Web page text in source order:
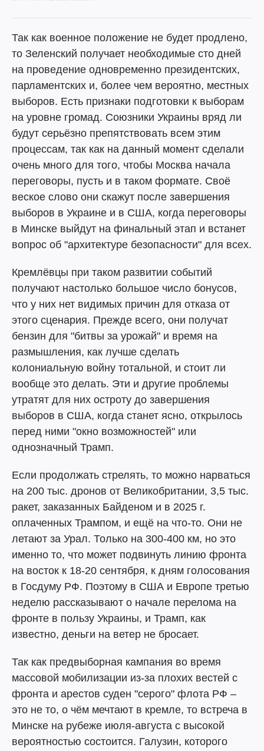
Так как военное положение не будет продлено,
то Зеленский получает необходимые сто дней
на проведение одновременно президентских,
парламентских и, более чем вероятно, местных
выборов. Есть признаки подготовки к выборам
на уровне громад. Союзники Украины вряд ли
будут серьёзно препятствовать всем этим
процессам, так как на данный момент сделали
очень много для того, чтобы Москва начала
переговоры, пусть и в таком формате. Своё
веское слово они скажут после завершения
выборов в Украине и в США, когда переговоры
в Минске выйдут на финальный этап и встанет
вопрос об "архитектуре безопасности" для всех.
Кремлёвцы при таком развитии событий
получают настолько большое число бонусов,
что у них нет видимых причин для отказа от
этого сценария. Прежде всего, они получат
бензин для "битвы за урожай" и время на
размышления, как лучше сделать
колониальную войну тотальной, и стоит ли
вообще это делать. Эти и другие проблемы
утратят для них остроту до завершения
выборов в США, когда станет ясно, открылось
перед ними "окно возможностей" или
однозначный Трамп.
Если продолжать стрелять, то можно нарваться
на 200 тыс. дронов от Великобритании, 3,5 тыс.
ракет, заказанных Байденом и в 2025 г.
оплаченных Трампом, и ещё на что-то. Они не
летают за Урал. Только на 300-400 км, но это
именно то, что может подвинуть линию фронта
на восток к 18-20 сентября, к дням голосования
в Госдуму РФ. Поэтому в США и Европе третью
неделю рассказывают о начале перелома на
фронте в пользу Украины, и Трамп, как
известно, деньги на ветер не бросает.
Так как предвыборная кампания во время
массовой мобилизации из-за плохих вестей с
фронта и арестов суден "серого" флота РФ –
это не то, о чём мечтают в кремле, то встреча в
Минске на рубеже июля-августа с высокой
вероятностью состоится. Галузин, которого